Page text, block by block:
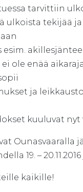
tarvittiin
ulkoista tekijää
esim.
ole enää
ja
kuuluvat nyt
Ounasvaaralla
19. –
kaikille!